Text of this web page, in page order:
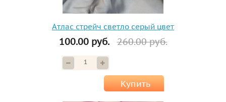
Атлас стрейч светло серый цвет
100.00 руб. 260.00 руб.
Купить